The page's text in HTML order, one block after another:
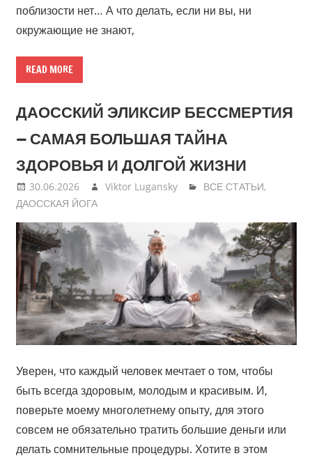
поблизости нет… А что делать, если ни вы, ни
окружающие не знают,
READ MORE
ДАОССКИЙ ЭЛИКСИР БЕССМЕРТИЯ
— САМАЯ БОЛЬШАЯ ТАЙНА
ЗДОРОВЬЯ И ДОЛГОЙ ЖИЗНИ
30.06.2026 Viktor Lugansky ВСЕ СТАТЬИ,
ДАОССКАЯ ЙОГА
Уверен, что каждый человек мечтает о том, чтобы
быть всегда здоровым, молодым и красивым. И,
поверьте моему многолетнему опыту, для этого
совсем не обязательно тратить большие деньги или
делать сомнительные процедуры. Хотите в этом